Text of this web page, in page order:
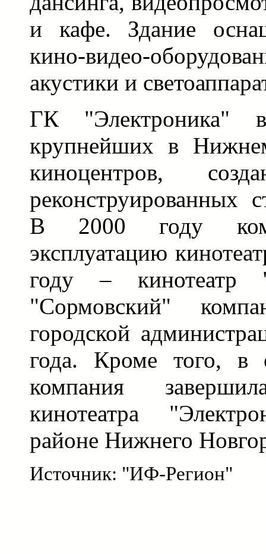
и кафе. Здание
кино-видео-
акустики и
ГК "Электроника"
крупнейших в
киноцентров,
реконструированных
В 2000 году
эксплуатацию
году – кинотеатр
"Сормовский"
городской
года. Кроме того, в
компания
кинотеатра
районе Нижнего
Источник: "ИФ-Регион"